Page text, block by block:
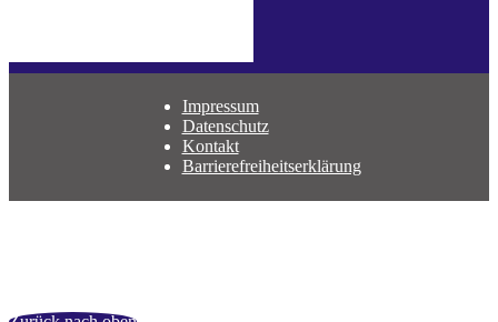
Impressum
Datenschutz
Kontakt
Barrierefreiheitserklärung